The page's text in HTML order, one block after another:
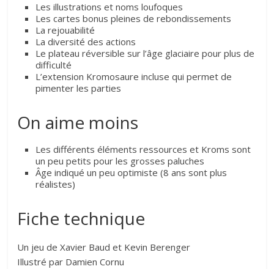
Les illustrations et noms loufoques
Les cartes bonus pleines de rebondissements
La rejouabilité
La diversité des actions
Le plateau réversible sur l’âge glaciaire pour plus de
difficulté
L’extension Kromosaure incluse qui permet de
pimenter les parties
On aime moins
Les différents éléments ressources et Kroms sont
un peu petits pour les grosses paluches
Âge indiqué un peu optimiste (8 ans sont plus
réalistes)
Fiche technique
Un jeu de Xavier Baud et Kevin Berenger
Illustré par Damien Cornu